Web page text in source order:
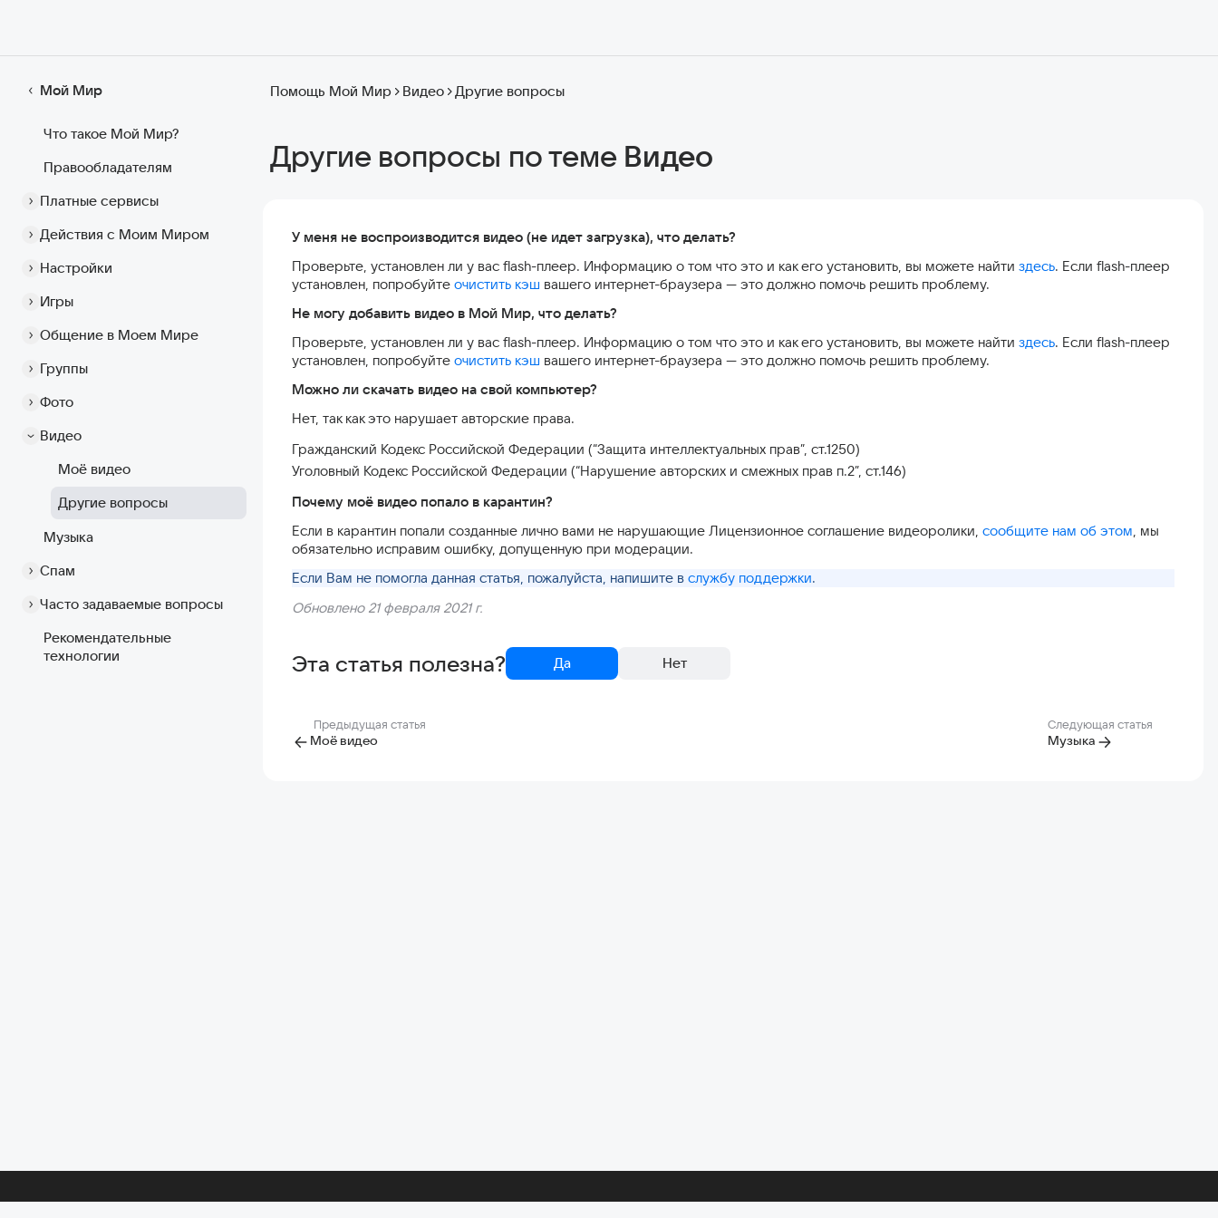
Мой Мир
Что такое Мой Мир?
Правообладателям
Платные сервисы
Действия с Моим Миром
Настройки
Игры
Общение в Моем Мире
Группы
Фото
Видео
Моё видео
Другие вопросы
Музыка
Спам
Часто задаваемые вопросы
Рекомендательные
технологии
Помощь Мой Мир Видео Другие вопросы
Другие вопросы по теме Видео
У меня не воспроизводится видео (не идет загрузка), что делать?
Проверьте, установлен ли у вас flash-плеер. Информацию о том что это и как его установить, вы можете найти здесь. Если flash-плеер
установлен, попробуйте очистить кэш вашего интернет-браузера — это должно помочь решить проблему.
Не могу добавить видео в Мой Мир, что делать?
Проверьте, установлен ли у вас flash-плеер. Информацию о том что это и как его установить, вы можете найти здесь. Если flash-плеер
установлен, попробуйте очистить кэш вашего интернет-браузера — это должно помочь решить проблему.
Можно ли скачать видео на свой компьютер?
Нет, так как это нарушает авторские права.
Гражданский Кодекс Российской Федерации (“Защита интеллектуальных прав”, ст.1250)
Уголовный Кодекс Российской Федерации (“Нарушение авторских и смежных прав п.2”, ст.146)
Почему моё видео попало в карантин?
Если в карантин попали созданные лично вами не нарушающие Лицензионное соглашение видеоролики, сообщите нам об этом, мы
обязательно исправим ошибку, допущенную при модерации.
Если Вам не помогла данная статья, пожалуйста, напишите в службу поддержки.
Обновлено 21 февраля 2021 г.
Эта статья полезна? Да Нет
Предыдущая статья
Моё видео
Следующая статья
Музыка